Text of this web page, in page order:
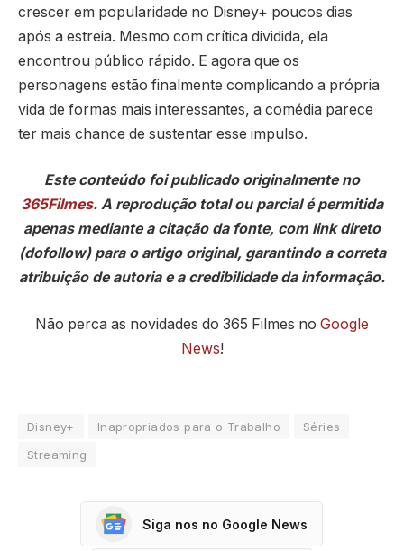
crescer em popularidade no Disney+ poucos dias
após a estreia. Mesmo com crítica dividida, ela
encontrou público rápido. E agora que os
personagens estão finalmente complicando a própria
vida de formas mais interessantes, a comédia parece
ter mais chance de sustentar esse impulso.
Este conteúdo foi publicado originalmente no
365Filmes. A reprodução total ou parcial é permitida
apenas mediante a citação da fonte, com link direto
(dofollow) para o artigo original, garantindo a correta
atribuição de autoria e a credibilidade da informação.
Não perca as novidades do 365 Filmes no Google
News!
Disney+ Inapropriados para o Trabalho
Séries
Streaming
Siga nos no Google News